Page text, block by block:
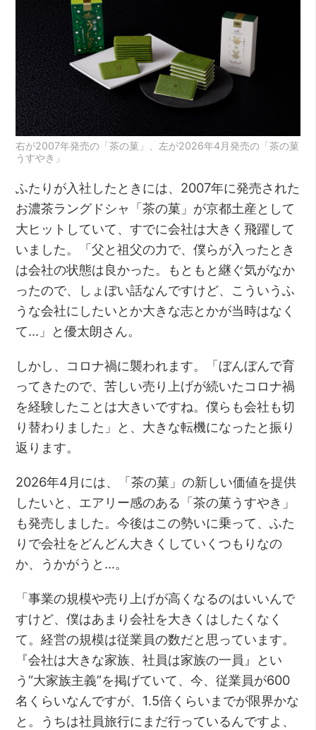
右が2007年発売の「茶の菓」、左が2026年4月発売の「茶の菓
うすやき」
ふたりが入社したときには、2007年に発売された
お濃茶ラングドシャ「茶の菓」が京都土産として
大ヒットしていて、すでに会社は大きく飛躍して
いました。「父と祖父の力で、僕らが入ったとき
は会社の状態は良かった。もともと継ぐ気がなか
ったので、しょぼい話なんですけど、こういうふ
うな会社にしたいとか大きな志とかが当時はなく
て…」と優太朗さん。
しかし、コロナ禍に襲われます。「ぼんぼんで育
ってきたので、苦しい売り上げが続いたコロナ禍
を経験したことは大きいですね。僕らも会社も切
り替わりました」と、大きな転機になったと振り
返ります。
2026年4月には、「茶の菓」の新しい価値を提供
したいと、エアリー感のある「茶の菓うすやき」
も発売しました。今後はこの勢いに乗って、ふた
りで会社をどんどん大きくしていくつもりなの
か、うかがうと…。
「事業の規模や売り上げが高くなるのはいいんで
すけど、僕はあまり会社を大きくはしたくなく
て。経営の規模は従業員の数だと思っています。
『会社は大きな家族、社員は家族の一員』とい
う“大家族主義”を掲げていて、今、従業員が600
名くらいなんですが、1.5倍くらいまでが限界かな
と。うちは社員旅行にまだ行っているんですよ、